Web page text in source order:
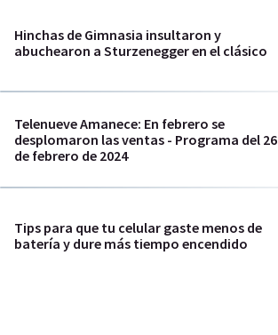
Hinchas de Gimnasia insultaron y
abuchearon a Sturzenegger en el clásico
Telenueve Amanece: En febrero se
desplomaron las ventas - Programa del 26
de febrero de 2024
Tips para que tu celular gaste menos de
batería y dure más tiempo encendido